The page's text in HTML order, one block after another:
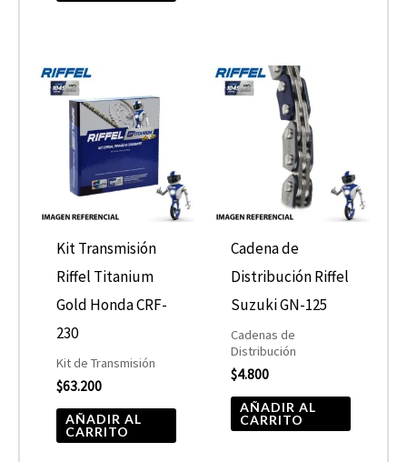
Kit Transmisión
Riffel Titanium
Gold Honda CRF-
230
Kit de Transmisión
$63.200
AÑADIR AL
CARRITO
Cadena de
Distribución Riffel
Suzuki GN-125
Cadenas de
Distribución
$4.800
AÑADIR AL
CARRITO